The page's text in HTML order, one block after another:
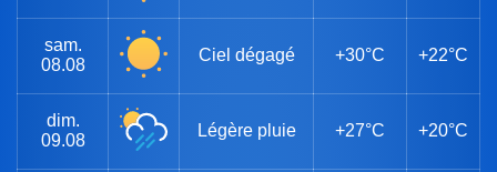
sam.
08.08
Ciel dégagé +30°C +22°C
dim.
09.08
Légère pluie +27°C +20°C